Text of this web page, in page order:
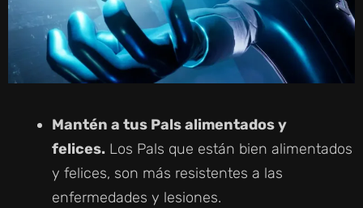
Mantén a tus Pals alimentados y
felices. Los Pals que están bien alimentados
y felices, son más resistentes a las
enfermedades y lesiones.